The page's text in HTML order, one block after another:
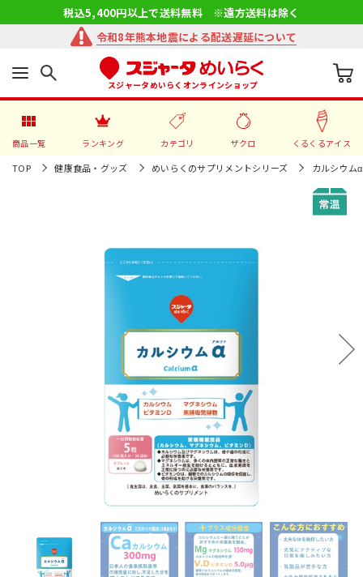
税込5,400円以上で送料無料 ※遠方送料は除く
令和8年熊本地震による配送遅延について
スジャータめいらくオンラインショップ
商品一覧 ランキング カテゴリ ザクロ くるくるアイス
TOP 健康食品・グッズ めいらくのサプリメントシリーズ カルシウム